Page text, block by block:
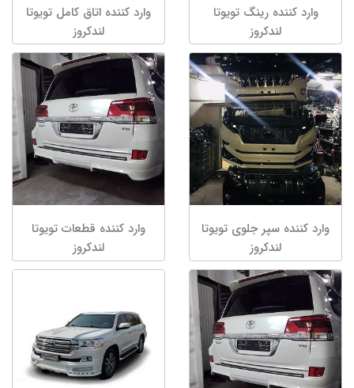
وارد کننده رینگ تویوتا
لندکروز
وارد کننده اتاق کامل تویوتا
لندکروز
وارد کننده سپر جلوی تویوتا
لندکروز
وارد کننده قطعات تویوتا
لندکروز